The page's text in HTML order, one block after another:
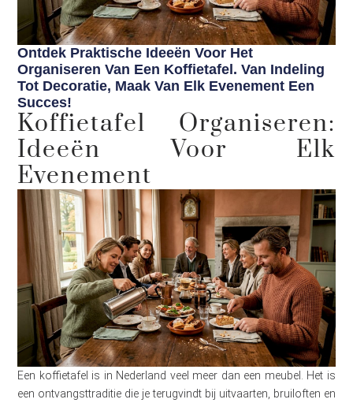
Ontdek Praktische Ideeën Voor Het
Organiseren Van Een Koffietafel. Van Indeling
Tot Decoratie, Maak Van Elk Evenement Een
Succes!
Koffietafel Organiseren:
Ideeën Voor Elk
Evenement
Een koffietafel is in Nederland veel meer dan een meubel. Het is
een ontvangsttraditie die je terugvindt bij uitvaarten, bruiloften en